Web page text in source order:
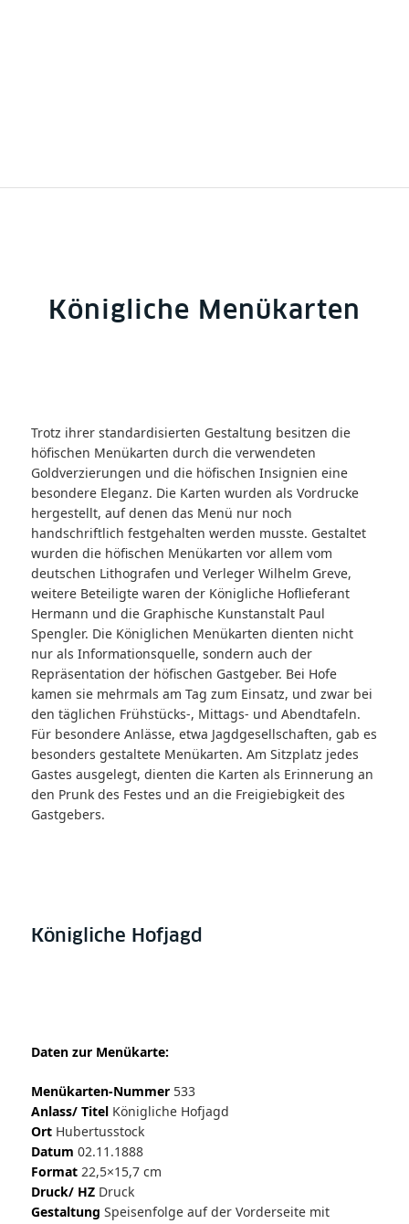
Königliche Menükarten
Trotz ihrer standardisierten Gestaltung besitzen die
höfischen Menükarten durch die verwendeten
Goldverzierungen und die höfischen Insignien eine
besondere Eleganz. Die Karten wurden als Vordrucke
hergestellt, auf denen das Menü nur noch
handschriftlich festgehalten werden musste. Gestaltet
wurden die höfischen Menükarten vor allem vom
deutschen Lithografen und Verleger Wilhelm Greve,
weitere Beteiligte waren der Königliche Hoflieferant
Hermann und die Graphische Kunstanstalt Paul
Spengler. Die Königlichen Menükarten dienten nicht
nur als Informationsquelle, sondern auch der
Repräsentation der höfischen Gastgeber. Bei Hofe
kamen sie mehrmals am Tag zum Einsatz, und zwar bei
den täglichen Frühstücks-, Mittags- und Abendtafeln.
Für besondere Anlässe, etwa Jagdgesellschaften, gab es
besonders gestaltete Menükarten. Am Sitzplatz jedes
Gastes ausgelegt, dienten die Karten als Erinnerung an
den Prunk des Festes und an die Freigiebigkeit des
Gastgebers.
Königliche Hofjagd
Daten zur Menükarte:
Menükarten-Nummer 533
Anlass/ TitelKönigliche Hofjagd
Ort Hubertusstock
Datum 02.11.1888
Format 22,5×15,7 cm
Druck/ HZ Druck
Gestaltung Speisenfolge auf der Vorderseite mit